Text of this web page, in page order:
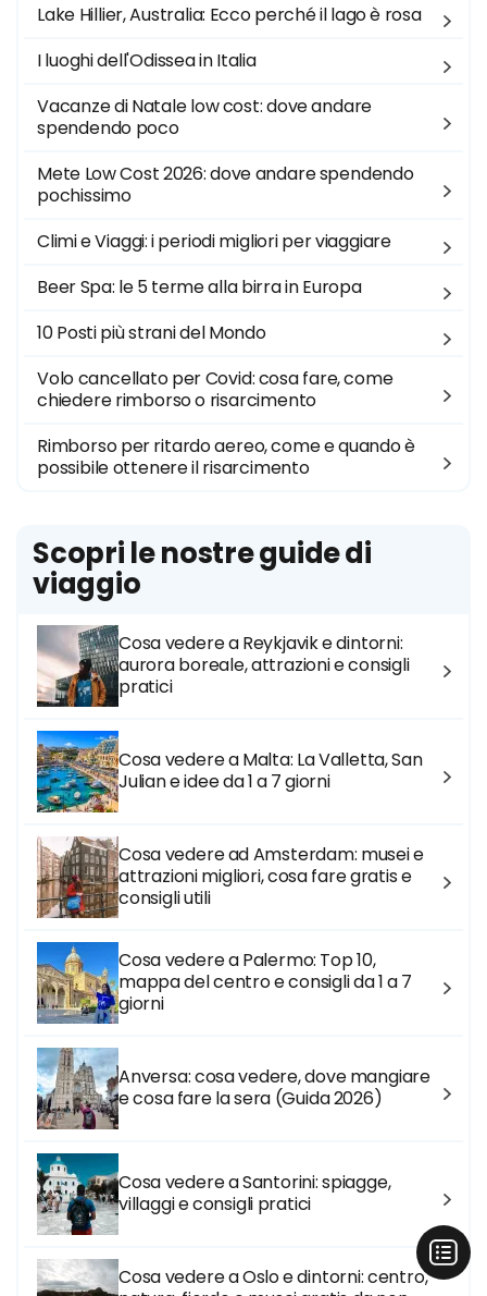
Lake Hillier, Australia: Ecco perché il lago è rosa
I luoghi dell'Odissea in Italia
Vacanze di Natale low cost: dove andare
spendendo poco
Mete Low Cost 2026: dove andare spendendo
pochissimo
Climi e Viaggi: i periodi migliori per viaggiare
Beer Spa: le 5 terme alla birra in Europa
10 Posti più strani del Mondo
Volo cancellato per Covid: cosa fare, come
chiedere rimborso o risarcimento
Rimborso per ritardo aereo, come e quando è
possibile ottenere il risarcimento
Scopri le nostre guide di
viaggio
Cosa vedere a Reykjavik e dintorni:
aurora boreale, attrazioni e consigli
pratici
Cosa vedere a Malta: La Valletta, San
Julian e idee da 1 a 7 giorni
Cosa vedere ad Amsterdam: musei e
attrazioni migliori, cosa fare gratis e
consigli utili
Cosa vedere a Palermo: Top 10,
mappa del centro e consigli da 1 a 7
giorni
Anversa: cosa vedere, dove mangiare
e cosa fare la sera (Guida 2026)
Cosa vedere a Santorini: spiagge,
villaggi e consigli pratici
Cosa vedere a Oslo e dintorni: centro,